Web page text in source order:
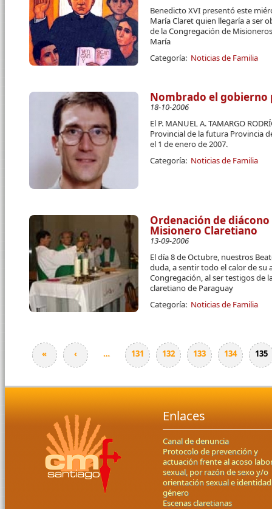
Benedicto XVI presentó este
María Claret quien llegaría a ser
de la Congregación de
María
Categoría: Noticias de Familia
Nombrado el gobierno
18-10-2006
El P. MANUEL A. TAMARGO
Provincial de la futura Provincia
el 1 de enero de 2007.
Categoría: Noticias de Familia
Ordenación de
Misionero Claretiano
13-09-2006
El día 8 de Octubre, nuestros
duda, a sentir todo el calor de su
Congregación, al ser testigos de
claretiano de Paraguay
Categoría: Noticias de Familia
Páginas
« ‹ … 131 132 133 134 135
Enlaces
Canal de denuncia
Protocolo de prevención y
actuación frente al acoso
sexual, por razón de sexo y/o
orientación sexual e
género
Escenas claretianas